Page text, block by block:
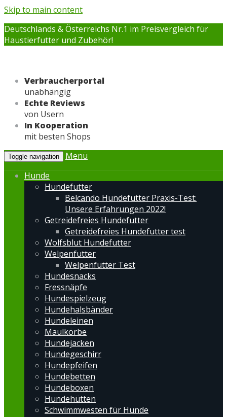
Skip to main content
Deutschlands & Österreichs Nr.1 im Preisvergleich für
Haustierfutter und Zubehör!
Verbraucherportal
unabhängig
Echte Reviews
von Usern
In Kooperation
mit besten Shops
Toggle navigation
Menü
Hunde
Hundefutter
Belcando Hundefutter Praxis-Test:
Unsere Erfahrungen 2022!
Getreidefreies Hundefutter
Getreidefreies Hundefutter test
Wolfsblut Hundefutter
Welpenfutter
Welpenfutter Test
Hundesnacks
Fressnäpfe
Hundespielzeug
Hundehalsbänder
Hundeleinen
Maulkörbe
Hundejacken
Hundegeschirr
Hundepfeifen
Hundebetten
Hundeboxen
Hundehütten
Schwimmwesten für Hunde